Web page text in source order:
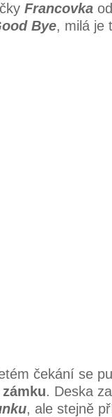
Francovka
Bye, milá je
čekání se
. Deska
, ale stejně